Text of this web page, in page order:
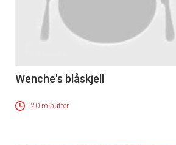
Wenche's blåskjell
20 minutter